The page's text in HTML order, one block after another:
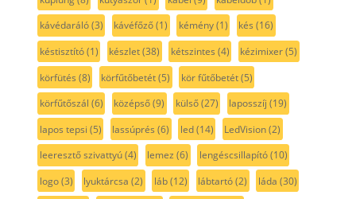
kávédaráló(3) kávéfőző(1) kémény(1) kés (16)
késtisztító(1) készlet(38) kétszintes (4) kézimixer(5)
körfütés (8) körfűtőbetét(5) kör fűtőbetét(5)
körfűtőszál (6) középső(9) külső(27) laposszíj (19)
lapos tepsi (5) lassúprés (6) led(14) LedVision(2)
leeresztő szivattyú(4) lemez (6) lengéscsillapító(10)
logo(3) lyuktárcsa (2) láb(12) lábtartó(2) láda (30)